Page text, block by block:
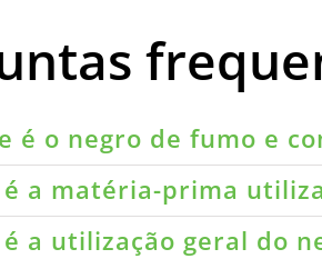
é o negro de fumo e
é a matéria-prima
a utilização geral do